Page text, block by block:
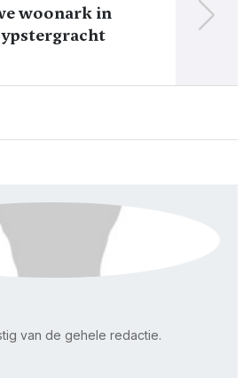
woonark in
van de gehele redactie.